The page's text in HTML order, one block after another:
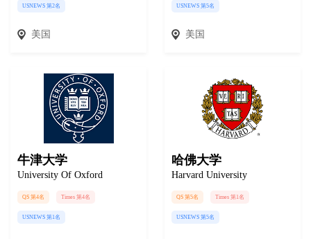
USNEWS 第2名
美国
USNEWS 第5名
美国
牛津大学
University Of Oxford
QS 第4名 Times 第4名
USNEWS 第1名
哈佛大学
Harvard University
QS 第5名 Times 第1名
USNEWS 第5名